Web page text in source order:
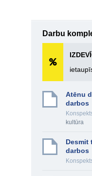
Darbu
Atēnu
darbos
kultūra
Desmit
darbos